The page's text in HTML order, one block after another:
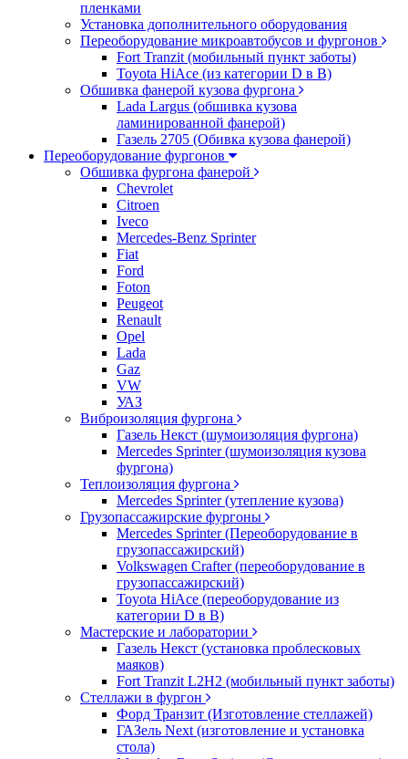
пленками
Установка дополнительного оборудования
Переоборудование микроавтобусов и фургонов
Fort Tranzit (мобильный пункт заботы)
Toyota HiAce (из категории D в B)
Обшивка фанерой кузова фургона
Lada Largus (обшивка кузова
ламинированной фанерой)
Газель 2705 (Обивка кузова фанерой)
Переоборудование фургонов
Обшивка фургона фанерой
Chevrolet
Citroen
Iveco
Mercedes-Benz Sprinter
Fiat
Ford
Foton
Peugeot
Renault
Opel
Lada
Gaz
VW
УАЗ
Виброизоляция фургона
Газель Некст (шумоизоляция фургона)
Mercedes Sprinter (шумоизоляция кузова
фургона)
Теплоизоляция фургона
Mercedes Sprinter (утепление кузова)
Грузопассажирские фургоны
Mercedes Sprinter (Переоборудование в
грузопассажирский)
Volkswagen Crafter (переоборудование в
грузопассажирский)
Toyota HiAce (переоборудование из
категории D в B)
Мастерские и лаборатории
Газель Некст (установка проблесковых
маяков)
Fort Tranzit L2H2 (мобильный пункт заботы)
Стеллажи в фургон
Форд Транзит (Изготовление стеллажей)
ГАЗель Next (изготовление и установка
стола)